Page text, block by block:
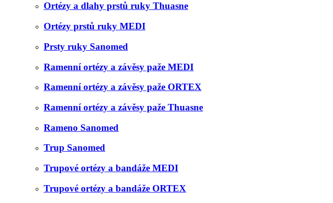
Ortézy a dlahy prstů ruky Thuasne
Ortézy prstů ruky MEDI
Prsty ruky Sanomed
Ramenní ortézy a závěsy paže MEDI
Ramenní ortézy a závěsy paže ORTEX
Ramenní ortézy a závěsy paže Thuasne
Rameno Sanomed
Trup Sanomed
Trupové ortézy a bandáže MEDI
Trupové ortézy a bandáže ORTEX